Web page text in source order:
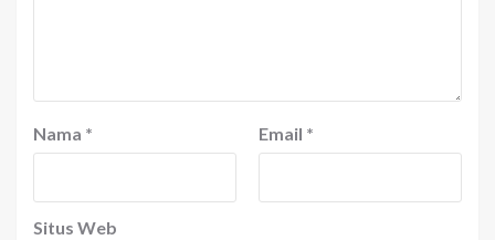
Nama * Email *
Situs Web